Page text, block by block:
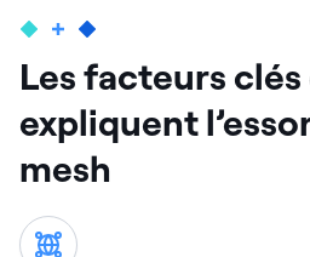
Les facteurs clés
expliquent
mesh